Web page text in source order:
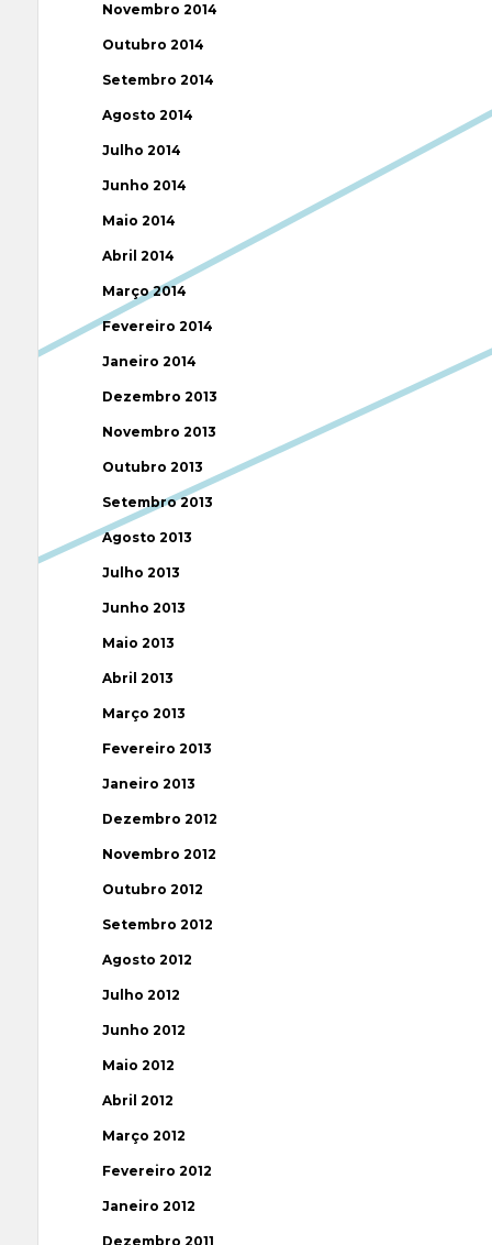
Novembro 2014
Outubro 2014
Setembro 2014
Agosto 2014
Julho 2014
Junho 2014
Maio 2014
Abril 2014
Março 2014
Fevereiro 2014
Janeiro 2014
Dezembro 2013
Novembro 2013
Outubro 2013
Setembro 2013
Agosto 2013
Julho 2013
Junho 2013
Maio 2013
Abril 2013
Março 2013
Fevereiro 2013
Janeiro 2013
Dezembro 2012
Novembro 2012
Outubro 2012
Setembro 2012
Agosto 2012
Julho 2012
Junho 2012
Maio 2012
Abril 2012
Março 2012
Fevereiro 2012
Janeiro 2012
Dezembro 2011